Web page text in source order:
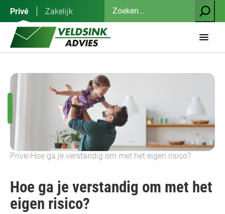
inhoud
Privé Zakelijk
Zoeken
Prive Hoe ga je verstandig om met het eigen risico?
Hoe ga je verstandig om met het
eigen risico?